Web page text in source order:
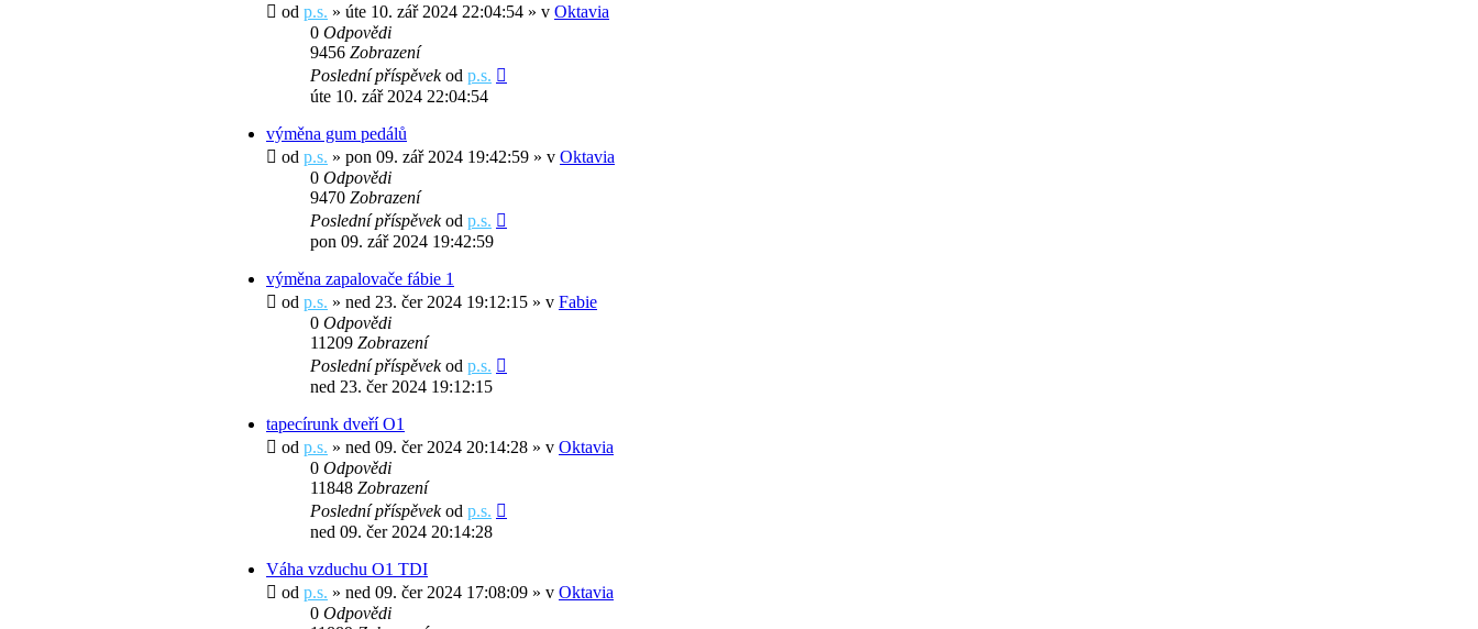
od p.s. » úte 10. zář 2024 22:04:54 » v Oktavia
0 Odpovědi
9456 Zobrazení
Poslední příspěvekod p.s.
úte 10. zář 2024 22:04:54
výměna gum pedálů
od p.s. » pon 09. zář 2024 19:42:59 » v Oktavia
0 Odpovědi
9470 Zobrazení
Poslední příspěvekod p.s.
pon 09. zář 2024 19:42:59
výměna zapalovače fábie 1
od p.s. » ned 23. čer 2024 19:12:15 » v Fabie
0 Odpovědi
11209 Zobrazení
Poslední příspěvekod p.s.
ned 23. čer 2024 19:12:15
tapecírunk dveří O1
od p.s. » ned 09. čer 2024 20:14:28 » v Oktavia
0 Odpovědi
11848 Zobrazení
Poslední příspěvekod p.s.
ned 09. čer 2024 20:14:28
Váha vzduchu O1 TDI
od p.s. » ned 09. čer 2024 17:08:09 » v Oktavia
0 Odpovědi